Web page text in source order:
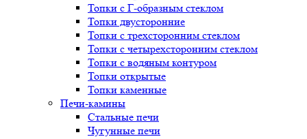
Топки с Г-образным стеклом
Топки двусторонние
Топки с трехсторонним стеклом
Топки с четырехсторонним стеклом
Топки с водяным контуром
Топки открытые
Топки каменные
Печи-камины
Стальные печи
Чугунные печи